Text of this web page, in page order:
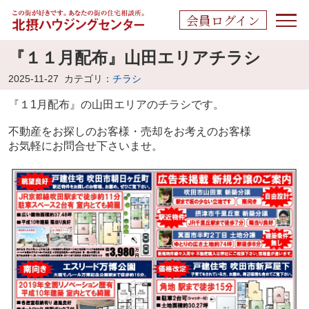
会員ログイン
『１１月配布』山田エリアチラシ
2025-11-27 カテゴリ： チラシ
『１1 月配布』の山田エリアのチラシです。
不動産をお探しのお客様・売却をお考えのお客様
お気軽にお問合せ下さいませ。